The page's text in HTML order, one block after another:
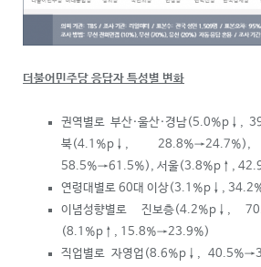
더불어민주당 응답자 특성별 변화
권역별로 부산·울산·경남(5.0%p ↓ ,
북(4.1%p ↓ , 28.8%→24.7%),
58.5%→61.5%), 서울(3.8%p ↑ ,
연령대별로 60대 이상(3.1%p ↓ ,
이념성향별로 진보층(4.2%p ↓ ,
(8.1%p ↑ , 15.8%→23.9%)
직업별로 자영업(8.6%p ↓ ,